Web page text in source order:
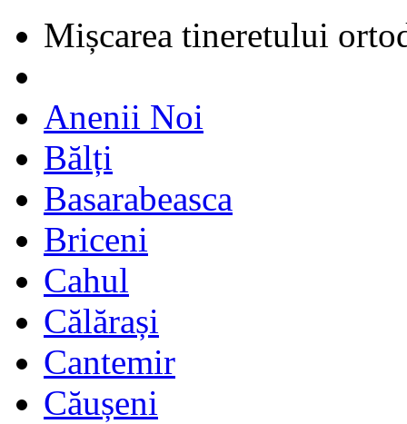
Mișcarea tineretului
Anenii Noi
Bălți
Basarabeasca
Briceni
Cahul
Călărași
Cantemir
Căușeni